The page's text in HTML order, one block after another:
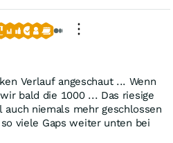
Verlauf angeschaut ... Wenn
bald die 1000 ... Das riesige
niemals mehr geschlossen
viele Gaps weiter unten bei